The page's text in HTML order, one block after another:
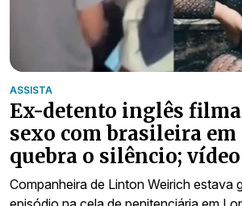
ASSISTA
Ex-detento inglês
sexo com brasileira
quebra o silêncio; vídeo
Companheira de Linton Weirich estava